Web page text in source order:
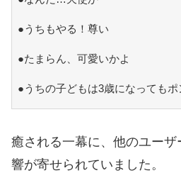
●うちもやる！尊い
●たまらん、可愛いかよ
●うちの子どもは3歳になってもポ
癒される一幕に、他のユーザ
響が寄せられていました。